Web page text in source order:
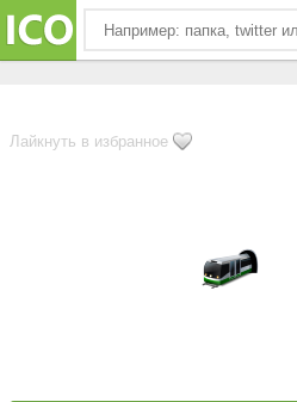
Лайкнуть в избранное